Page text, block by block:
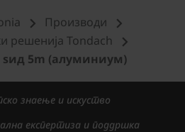
Производи
решенија Tondach
5m (алуминиум)
знаење и искуство
експертиза и поддршка